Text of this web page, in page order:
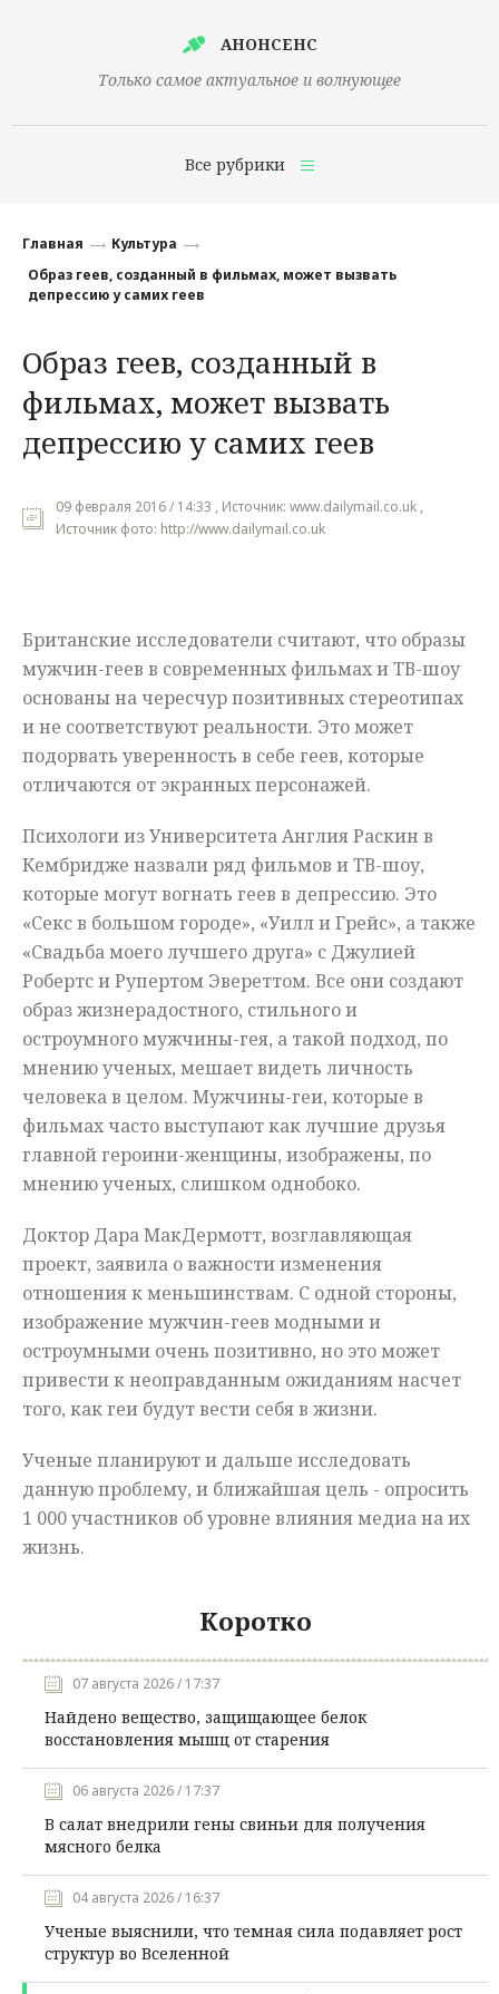
АНОНСЕНС
Только самое актуальное и волнующее
Все рубрики
Финансы
Наука
Культура
Общество
Мнения
Главная
Культура
Образ геев, созданный в фильмах, может вызвать
депрессию у самих геев
Образ геев, созданный в
фильмах, может вызвать
депрессию у самих геев
09 февраля 2016 / 14:33 , Источник: www.dailymail.co.uk ,
Источник фото: http://www.dailymail.co.uk
Британские исследователи считают, что образы
мужчин-геев в современных фильмах и ТВ-шоу
основаны на чересчур позитивных стереотипах
и не соответствуют реальности. Это может
подорвать уверенность в себе геев, которые
отличаются от экранных персонажей.
Психологи из Университета Англия Раскин в
Кембридже назвали ряд фильмов и ТВ-шоу,
которые могут вогнать геев в депрессию. Это
«Секс в большом городе», «Уилл и Грейс», а также
«Свадьба моего лучшего друга» с Джулией
Робертс и Рупертом Эвереттом. Все они создают
образ жизнерадостного, стильного и
остроумного мужчины-гея, а такой подход, по
мнению ученых, мешает видеть личность
человека в целом. Мужчины-геи, которые в
фильмах часто выступают как лучшие друзья
главной героини-женщины, изображены, по
мнению ученых, слишком однобоко.
Доктор Дара МакДермотт, возглавляющая
проект, заявила о важности изменения
отношения к меньшинствам. С одной стороны,
изображение мужчин-геев модными и
остроумными очень позитивно, но это может
привести к неоправданным ожиданиям насчет
того, как геи будут вести себя в жизни.
Ученые планируют и дальше исследовать
данную проблему, и ближайшая цель - опросить
1 000 участников об уровне влияния медиа на их
жизнь.
Коротко
07 августа 2026 / 17:37
Найдено вещество, защищающее белок
восстановления мышц от старения
06 августа 2026 / 17:37
В салат внедрили гены свиньи для получения
мясного белка
04 августа 2026 / 16:37
Ученые выяснили, что темная сила подавляет рост
структур во Вселенной